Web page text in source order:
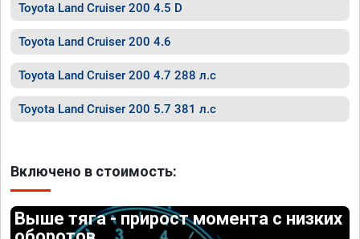
Toyota Land Cruiser 200 4.5 D
Toyota Land Cruiser 200 4.6
Toyota Land Cruiser 200 4.7 288 л.с
Toyota Land Cruiser 200 5.7 381 л.с
Включено в стоимость:
Выше тяга - прирост момента с низких